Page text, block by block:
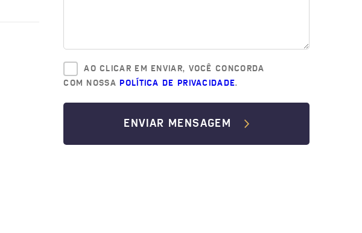
AO CLICAR EM ENVIAR, VOCÊ CONCORDA
COM NOSSA POLÍTICA DE PRIVACIDADE.
ENVIAR MENSAGEM